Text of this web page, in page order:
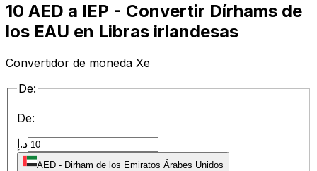
10 AED a IEP - Convertir Dírhams de
los EAU en Libras irlandesas
Convertidor de moneda Xe
De:
De:
د.إ
AED - Dirham de los Emiratos Árabes Unidos